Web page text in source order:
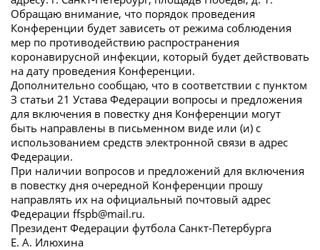
Обращаю внимание, что порядок проведения
Конференции будет зависеть от режима соблюдения
мер по противодействию распространения
коронавирусной инфекции, который будет действовать
на дату проведения Конференции.
Дополнительно сообщаю, что в соответствии с пунктом
З статьи 21 Устава Федерации вопросы и предложения
для включения в повестку дня Конференции могут
быть направлены в письменном виде или (и) с
использованием средств электронной связи в адрес
Федерации.
При наличии вопросов и предложений для включения
в повестку дня очередной Конференции прошу
направлять их на официальный почтовый адрес
Федерации ffspb@mail.ru.
Президент Федерации футбола Санкт-Петербурга
Е. А. Илюхина